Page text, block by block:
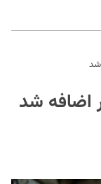
شد
اضافه شد